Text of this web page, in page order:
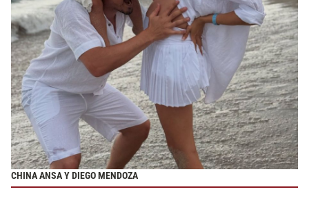
CHINA ANSA Y DIEGO MENDOZA